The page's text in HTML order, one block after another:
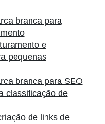
branca para
e
pequenas
branca para SEO
classificação de
de links de